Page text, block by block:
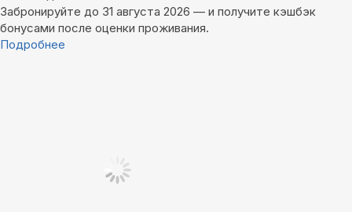
Забронируйте до 31 августа 2026 — и получите кэшбэк
бонусами после оценки проживания.
Подробнее